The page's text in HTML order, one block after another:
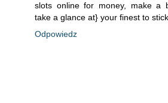
slots online for money, make a
take a glance at} your finest to
Odpowiedz